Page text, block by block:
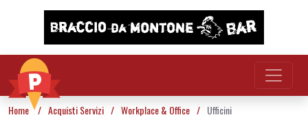
Vai al contenuto
Home / Acquisti Servizi / Workplace & Office / Ufficini